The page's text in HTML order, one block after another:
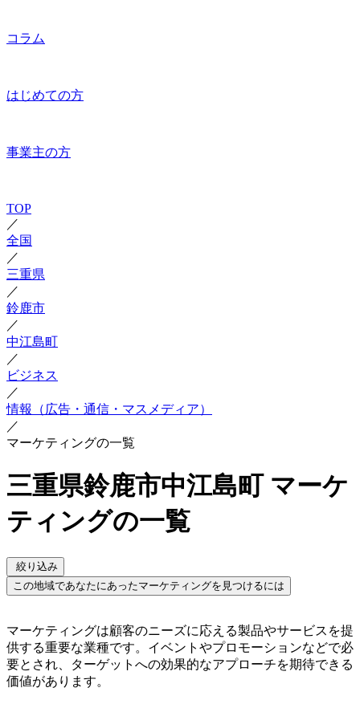
コラム
はじめての方
事業主の方
TOP
／
全国
／
三重県
／
鈴鹿市
／
中江島町
／
ビジネス
／
情報（広告・通信・マスメディア）
／
マーケティングの一覧
三重県鈴鹿市中江島町 マーケ
ティングの一覧
絞り込み
この地域であなたにあったマーケティングを見つけるには
マーケティングは顧客のニーズに応える製品やサービスを提
供する重要な業種です。イベントやプロモーションなどで必
要とされ、ターゲットへの効果的なアプローチを期待できる
価値があります。